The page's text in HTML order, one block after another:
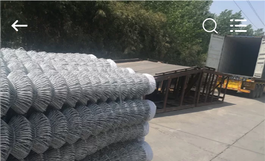
ΣΠΊΤΙ
ΠΡΟΪΌΝΤΑ
ΠΕΡΊΠΟΥ
ΕΜΕΊΣ
PING
RUN
METAL
MESH
CO.,LTD.
All
Rights
Reserved.